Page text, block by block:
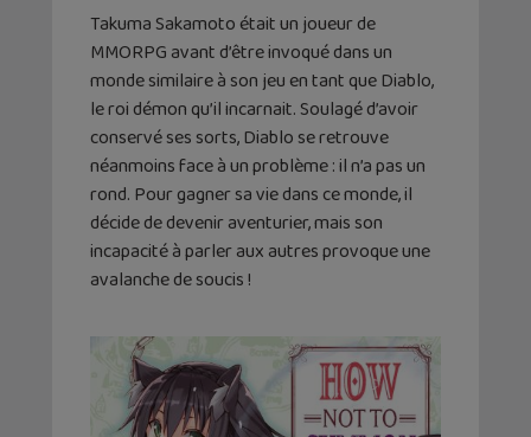
Takuma Sakamoto était un joueur de
MMORPG avant d’être invoqué dans un
monde similaire à son jeu en tant que Diablo,
le roi démon qu’il incarnait. Soulagé d’avoir
conservé ses sorts, Diablo se retrouve
néanmoins face à un problème : il n’a pas un
rond. Pour gagner sa vie dans ce monde, il
décide de devenir aventurier, mais son
incapacité à parler aux autres provoque une
avalanche de soucis !